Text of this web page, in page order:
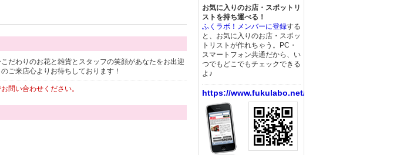
だわりのお花と雑貨とスタッフの笑顔があなたをお出迎
ご来店心よりお待ちしております！
問い合わせください。
お気に入りのお店・スポットリ
ストを持ち運べる！
ふくラボ！メンバーに登録する
と、お気に入りのお店・スポッ
トリストが作れちゃう。PC・
スマートフォン共通だから、い
つでもどこでもチェックできる
よ♪
https://www.fukulabo.net/